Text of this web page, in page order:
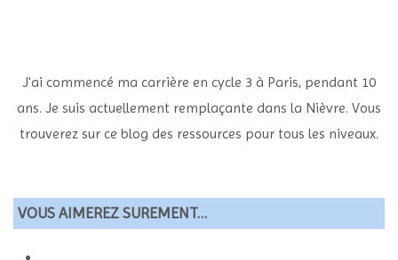
J'ai commencé ma carrière en cycle 3 à Paris, pendant 10
ans. Je suis actuellement remplaçante dans la Nièvre. Vous
trouverez sur ce blog des ressources pour tous les niveaux.
VOUS AIMEREZ SUREMENT…